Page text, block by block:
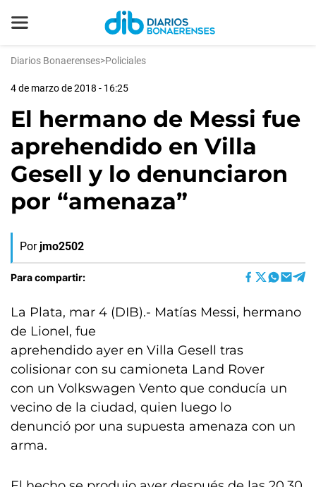
Diarios Bonaerenses>Policiales
4 de marzo de 2018 - 16:25
El hermano de Messi fue
aprehendido en Villa
Gesell y lo denunciaron
por “amenaza”
Por jmo2502
Para compartir:
La Plata, mar 4 (DIB).- Matías Messi, hermano
de Lionel, fue
aprehendido ayer en Villa Gesell tras
colisionar con su camioneta Land Rover
con un Volkswagen Vento que conducía un
vecino de la ciudad, quien luego lo
denunció por una supuesta amenaza con un
arma.